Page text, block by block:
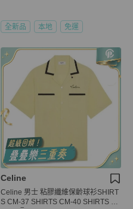
全新品 本地 免運
Celine
Celine 男士 粘膠纖維保齡球衫SHIRT
S CM-37 SHIRTS CM-40 SHIRTS C